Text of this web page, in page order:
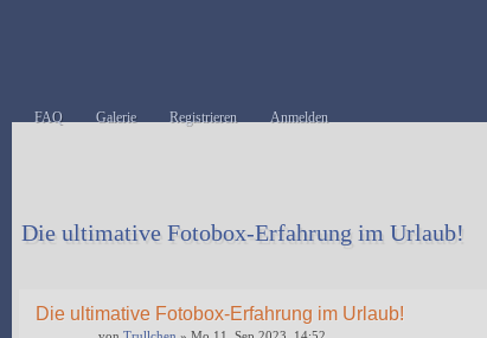
FAQ Galerie Registrieren Anmelden
Die ultimative Fotobox-Erfahrung im Urlaub!
Die ultimative Fotobox-Erfahrung im Urlaub!